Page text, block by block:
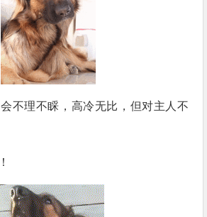
不理不睬，高冷无比，但对主人不